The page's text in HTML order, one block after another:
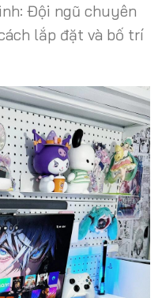
Đội ngũ chuyên
lắp đặt và bố trí